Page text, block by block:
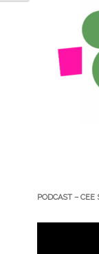
PODCAST – CEE